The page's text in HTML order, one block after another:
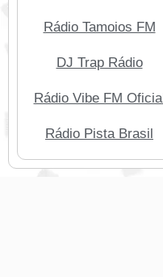
Rádio Tamoios FM
DJ Trap Rádio
Rádio Vibe FM Oficial
Rádio Pista Brasil